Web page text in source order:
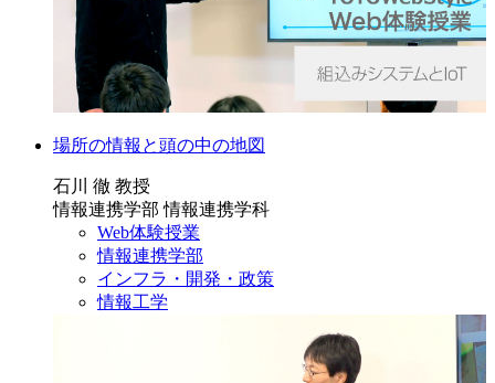
場所の情報と頭の中の地図
石川 徹 教授
情報連携学部 情報連携学科
Web体験授業
情報連携学部
インフラ・開発・政策
情報工学